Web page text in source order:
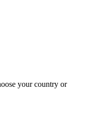
your country or